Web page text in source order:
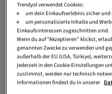
Trendyol verwendet Cookies:
um dein Einkaufserlebnis sicher
um personalisierte Inhalte und
Einkaufsinteressen zugeschnitten sind.
Wenn du auf "Akzeptieren" klickst,
genannten Zwecke zu verwenden und
außerhalb der EU (USA, Türkiye),
jederzeit in den Cookie-Einstellungen
zustimmst, werden nur technisch
Informationen findest du in unserer